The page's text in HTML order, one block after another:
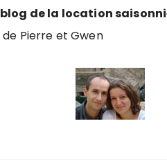
blog de la location
de Pierre et Gwen